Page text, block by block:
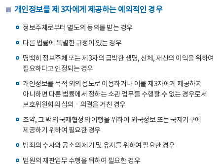
개인정보를 제 3자에게 제공하는 예외적인 경우
정보주체로부터 별도의 동의를 받는 경우
다른 법률에 특별한 규정이 있는 경우
명백히 정보주체 또는 제3자의 급박한 생명, 신체, 재산의 이익을 위하여
필요하다고 인정되는 경우
개인정보를 목적 외의 용도로 이용하거나 이를 제3자에게 제공하지
아니하면 다른 법률에서 정하는 소관 업무를 수행할 수 없는 경우로서
보호위원회의 심의ㆍ의결을 거친 경우
조약, 그 밖의 국제협정의 이행을 위하여 외국정보 또는 국제기구에
제공하기 위하여 필요한 경우
범죄의 수사와 공소의 제기 및 유지를 위하여 필요한 경우
법원의 재판업무 수행을 위하여 필요한 경우